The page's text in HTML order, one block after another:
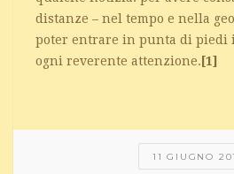
distanze – nel tempo e nella
poter entrare in punta di piedi
ogni reverente attenzione.[1]
11 GIUGNO